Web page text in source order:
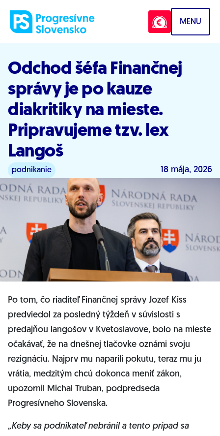
MENU
Odchod šéfa Finančnej
správy je po kauze
diakritiky na mieste.
Pripravujeme tzv. lex
Langoš
podnikanie 18 mája, 2026
Po tom, čo riaditeľ Finančnej správy Jozef Kiss
predviedol za posledný týždeň v súvislosti s
predajňou langošov v Kvetoslavove, bolo na mieste
očakávať, že na dnešnej tlačovke oznámi svoju
rezignáciu. Najprv mu naparili pokutu, teraz mu ju
vrátia, medzitým chcú dokonca meniť zákon,
upozornil Michal Truban, podpredseda
Progresívneho Slovenska.
„Keby sa podnikateľ nebránil a tento prípad sa